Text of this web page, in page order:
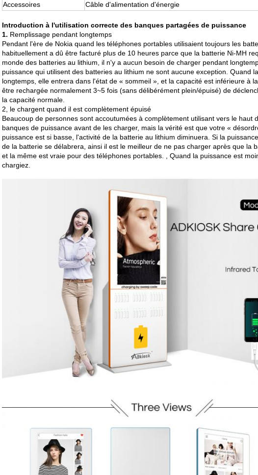
Accessoires
Câble d'alimentation d'énergie
Introduction à l'utilisation correcte des banques partagées de puissance
1. Remplissage pendant longtemps
Pendant l'ère de Nokia quand les téléphones portables utilisaient toujours les
habituellement a dû être facturé plus de 10 heures parce que la batterie Ni-MH
monde des batteries au lithium, il n'y a aucun besoin de charger pendant
puissance qui utilisent des batteries au lithium ne sont aucune exception. Quand
longtemps, elle entrera dans l'état de « sommeil », et la capacité est inférieure à
être rechargée normalement 3~5 fois (sans délibérément plein/épuisé) de
la capacité normale.
2, le chargent quand il est complètement épuisé
Beaucoup de personnes sont accoutumées à complètement utilisant vers le haut
banques de puissance avant de les charger, mais la vérité est que votre «
puissance est si basse, l'activité de la batterie au lithium diminuera. Si la
de la batterie se délabrera, ainsi il est le meilleur de ne pas charger après que la
et la même est vraie pour des téléphones portables. , Quand la puissance est
chargiez.